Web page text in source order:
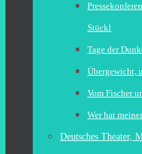
Stückl
Tage der
Übergewicht,
Vom Fischer
Wer hat
Deutsches Theater,